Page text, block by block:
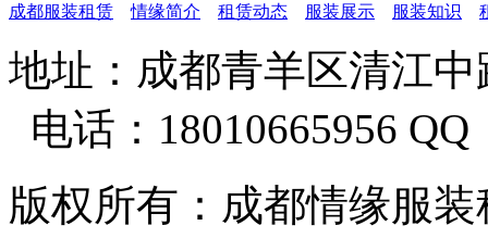
成都服装租赁 情缘简介 租赁动态 服装展示 服装知识
地址：成都青羊区清江
电话：18010665956 QQ
版权所有：成都情缘服